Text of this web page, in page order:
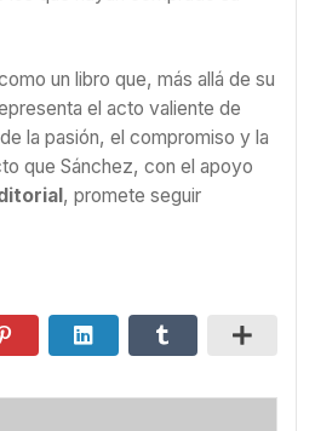
un libro que, más allá de su
el acto valiente de
la pasión, el compromiso y la
que Sánchez, con el apoyo
, promete seguir